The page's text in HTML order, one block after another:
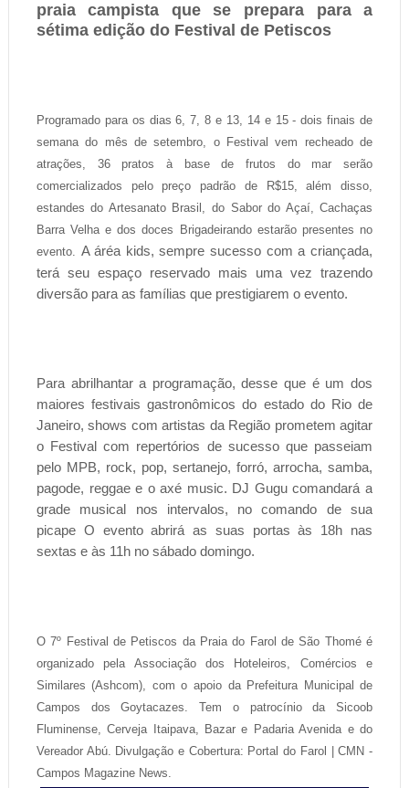
praia campista que se prepara para a
sétima edição do Festival de Petiscos
Programado para os dias 6, 7, 8 e 13, 14 e 15 - dois finais de
semana do mês de setembro, o Festival vem recheado de
atrações, 36 pratos à base de frutos do mar serão
comercializados pelo preço padrão de R$15, além disso,
estandes do Artesanato Brasil, do Sabor do Açaí, Cachaças
Barra Velha e dos doces Brigadeirando estarão presentes no
evento. A áréa kids, sempre sucesso com a criançada,
terá seu espaço reservado mais uma vez trazendo
diversão para as famílias que prestigiarem o evento.
Para abrilhantar a programação, desse que é um dos
maiores festivais gastronômicos do estado do Rio de
Janeiro, shows com artistas da Região prometem agitar
o Festival com repertórios de sucesso que passeiam
pelo MPB, rock, pop, sertanejo, forró, arrocha, samba,
pagode, reggae e o axé music. DJ Gugu comandará a
grade musical nos intervalos, no comando de sua
picape O evento abrirá as suas portas às 18h nas
sextas e às 11h no sábado domingo.
O 7º Festival de Petiscos da Praia do Farol de São Thomé é
organizado pela Associação dos Hoteleiros, Comércios e
Similares (Ashcom), com o apoio da Prefeitura Municipal de
Campos dos Goytacazes. Tem o patrocínio da Sicoob
Fluminense, Cerveja Itaipava, Bazar e Padaria Avenida e do
Vereador Abú. Divulgação e Cobertura: Portal do Farol | CMN -
Campos Magazine News.